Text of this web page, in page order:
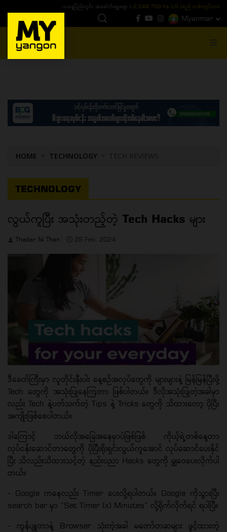
ယနေ့ပြည်တွင်း ၁၅ ပဲရည်ရွှေဈေး :3,770,000 - ပြင်ပပေါက်စျေး (၁၆ ပဲရည် တစ်ကျပ်
Myanmar
MENU
HOME TECHNOLOGY TECH REVIEWS
TECHNOLOGY
လွယ်ကူပြီး အသုံးတည့်တဲ့ Tech Hacks များ
Thadar Ni Than 29 Feb, 2024
ဒီခေတ်ကြီးမှာ လူတိုင်းနီးပါး နေ့စဉ်အလုပ်တွေကို များများနဲ့ မြန်မြန်ပြီးဖို့
Tech တွေကို အသုံးပြုနေကြတာ ဖြစ်ပါတယ်။ ဒီလိုအသုံးပြုတဲ့အခါမှာ
လည်း Tech နဲ့ပတ်သက်တဲ့ Tips နဲ့ Tricks တွေကို သိထားတော့ ပိုပြီး
အကျိုးဖြစ်စေပါတယ်။
ဒါကြောင့် ဘယ်လိုအခြေအနေမှာပဲဖြစ်ဖြစ် ကိုယ့်ရဲ့တစ်နေ့တာ
လုပ်ငန်းဆောင်တာတွေကို ပိုပြီးရိုးရှင်းလွယ်ကူအောင် လုပ်ဆောင်ပေးနိုင်
ပြီး သိလည်းသိထားသင့်တဲ့ နည်းပညာ Hacks တွေကို မျှဝေပေးလိုက်ပါ
တယ်။
- Google ကနေလည်း Timer ပေးလို့ရပါတယ်။ Google ကိုသွားပြီး
search bar မှာ “Set Timer (x) Minutes” လို့ရိုက်လိုက်ရင် ရပါပြီ။
- ကွန်ပျူတာနဲ့ Browser သုံးတဲ့အခါ မတော်တဆများ ဖွင့်ထားတဲ့